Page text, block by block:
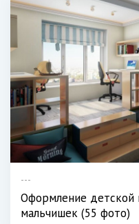
---
Оформление детской
мальчишек (55 фото)